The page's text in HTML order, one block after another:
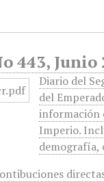
443, Junio
Diario del
del
información
Imperio.
demografía,